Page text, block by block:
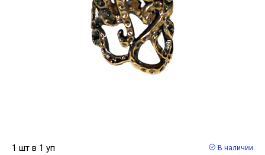
1 шт в 1 уп
В наличии